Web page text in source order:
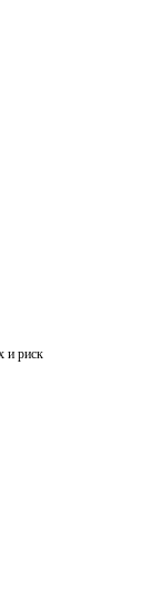
и риск